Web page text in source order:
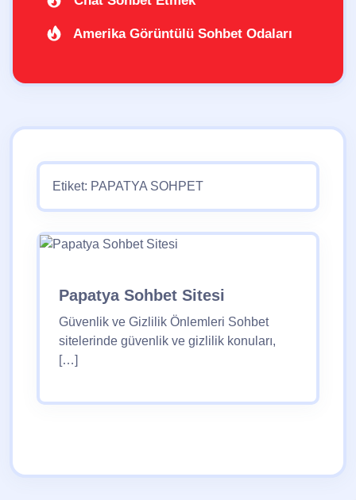
Amerika Görüntülü Sohbet Odaları
Etiket: PAPATYA SOHPET
Papatya Sohbet Sitesi
Güvenlik ve Gizlilik Önlemleri Sohbet
sitelerinde güvenlik ve gizlilik konuları,
[…]